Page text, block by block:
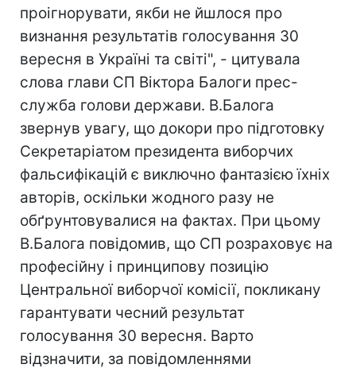
проігнорувати, якби не йшлося про
визнання результатів голосування 30
вересня в Україні та світі", - цитувала
слова глави СП Віктора Балоги прес-
служба голови держави. В.Балога
звернув увагу, що докори про підготовку
Секретаріатом президента виборчих
фальсифікацій є виключно фантазією їхніх
авторів, оскільки жодного разу не
обґрунтовувалися на фактах. При цьому
В.Балога повідомив, що СП розраховує на
професійну і принципову позицію
Центральної виборчої комісії, покликану
гарантувати чесний результат
голосування 30 вересня. Варто
відзначити, за повідомленнями